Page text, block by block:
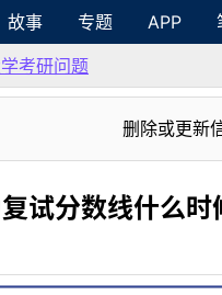
故事 专题 APP
考研问题
删除或更新
试分数线什么时